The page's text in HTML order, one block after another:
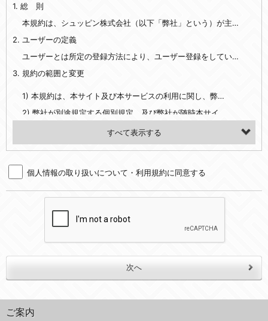
・法律上の要請等により、本人確認を行うための本人確認書類（運転免許証、健康保険証、住民票の写し等）、および当該書類に含まれる情報
・当社サービスのご利用履歴
・当社ウェブサイト・サービス内のクッキー情報
【外部サービスアカウントを利用される場合】
会員登録時にソーシャルネットワーキングサービス等の外部サービスとの連携を許可した場合には、その許可の際にご同意いただいた内容に基づき、当該外部サービスでユーザーが利用するIDおよび当該外部サービスのプライバシー設定によりお客様が当社に開示を認めた情報について取得いたします
・EVERYBODY×PHOTOGRAPHER.comのフォトシェアリングサービス運営のため
３．個人情報の第三者提供と委託
(2)法令等により開示を求められた場合。
1. 総 則
本規約は、シュッピン株式会社（以下「弊社」という）が主催・運営するインターネット上のWebサイト『mapcamera.com』（以下「本サイト」という）及び本サイトを通じて提供されるサービス（以下「本サービス」といいます）をご利用いただく際の、ユーザーと弊社間の一切の関係に適用されます。
2. ユーザーの定義
ユーザーとは所定の登録方法により、ユーザー登録をしていただいた方をいいます。
3. 規約の範囲と変更
1) 本規約は、本サイト及び本サービスの利用に関し、弊社及び全てのユーザーに適用されます。>
4. ユーザーの登録内容について
2) ユーザーが本サイト内で第三者のユーザーID、パスワード、メールアドレス及びこれに伴う個人情報を知り得た場合には、速やかに弊社に届け出るものとします。
個人情報の取り扱いについて・利用規約に同意する
ご案内